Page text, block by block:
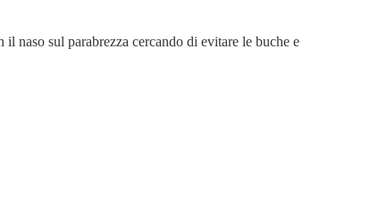
naso sul parabrezza cercando di evitare le buche e